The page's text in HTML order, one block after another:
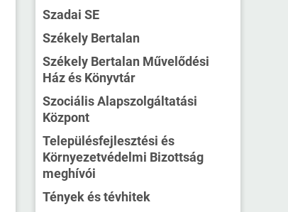
Szadai SE
Székely Bertalan
Székely Bertalan Művelődési
Ház és Könyvtár
Szociális Alapszolgáltatási
Központ
Településfejlesztési és
Környezetvédelmi Bizottság
meghívói
Tények és tévhitek